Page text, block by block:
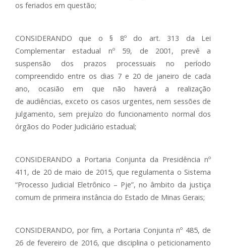
os feriados em questão;
CONSIDERANDO que o § 8º do art. 313 da Lei
Complementar estadual nº 59, de 2001, prevê a
suspensão dos prazos processuais no período
compreendido entre os dias 7 e 20 de janeiro de cada
ano, ocasião em que não haverá a realização
de audiências, exceto os casos urgentes, nem sessões de
julgamento, sem prejuízo do funcionamento normal dos
órgãos do Poder Judiciário estadual;
CONSIDERANDO a Portaria Conjunta da Presidência nº
411, de 20 de maio de 2015, que regulamenta o Sistema
“Processo Judicial Eletrônico – Pje”, no âmbito da justiça
comum de primeira instância do Estado de Minas Gerais;
CONSIDERANDO, por fim, a Portaria Conjunta nº 485, de
26 de fevereiro de 2016, que disciplina o peticionamento